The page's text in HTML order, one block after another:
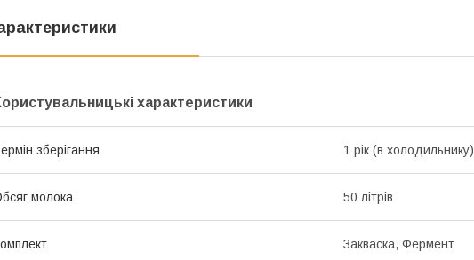
характеристики
зберігання 1 рік (в холодильнику)
молока 50 літрів
Закваска, Фермент